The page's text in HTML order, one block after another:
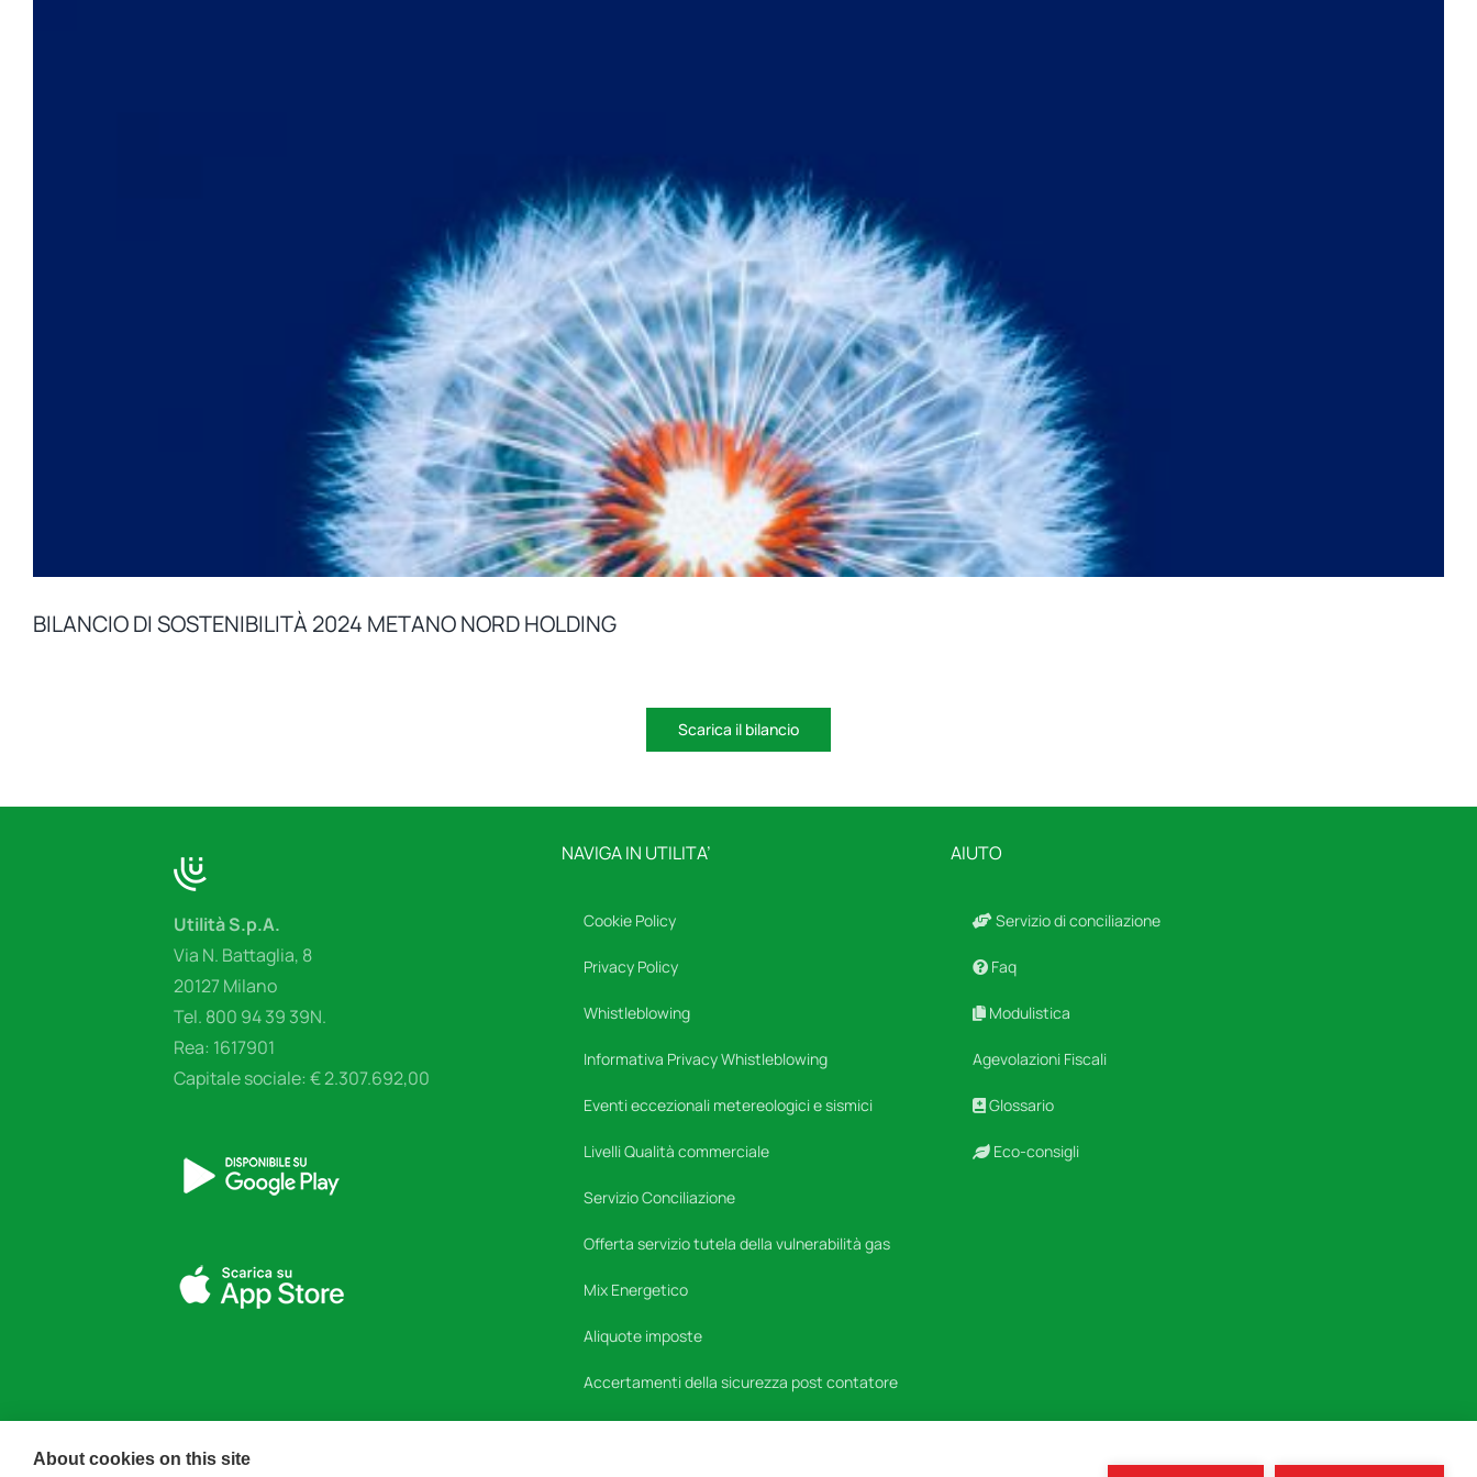
BILANCIO DI SOSTENIBILITÀ 2024 METANO NORD HOLDING
Scarica il bilancio
Utilità S.p.A.
Via N. Battaglia, 8
20127 Milano
Tel. 800 94 39 39N.
Rea: 1617901
Capitale sociale: € 2.307.692,00
NAVIGA IN UTILITA’
Cookie Policy
Privacy Policy
Whistleblowing
Informativa Privacy Whistleblowing
Eventi eccezionali metereologici e sismici
Livelli Qualità commerciale
Servizio Conciliazione
Offerta servizio tutela della vulnerabilità gas
Mix Energetico
Aliquote imposte
Accertamenti della sicurezza post contatore
Attestazione Azienda Qualificata – ASSIUM
AIUTO
Servizio di conciliazione
Faq
Modulistica
Agevolazioni Fiscali
Glossario
Eco-consigli
About cookies on this site